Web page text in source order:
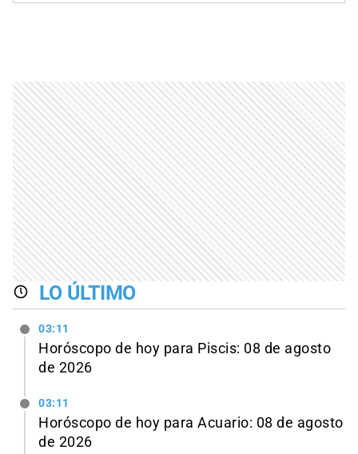
LO ÚLTIMO
03:11
Horóscopo de hoy para Piscis: 08 de agosto
de 2026
03:11
Horóscopo de hoy para Acuario: 08 de agosto
de 2026